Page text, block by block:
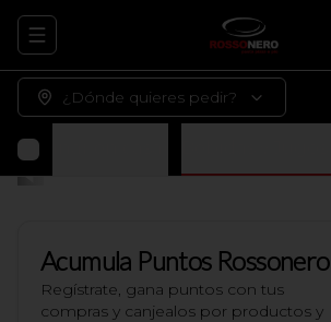
Abrir menu de navegación
¿Dónde quieres pedir?
en casa)
Acumula Puntos Rossonero
Regístrate, gana puntos con tus
compras y canjealos por productos y